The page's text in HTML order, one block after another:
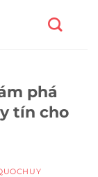
phá
tín cho